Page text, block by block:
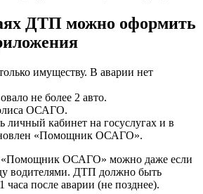
ДТП можно оформить
имуществу. В аварии нет
не более 2 авто.
ОСАГО.
личный кабинет на госуслугах и в
«Помощник ОСАГО».
ОСАГО» можно даже если
водителями. ДТП должно быть
часа после аварии (не позднее).